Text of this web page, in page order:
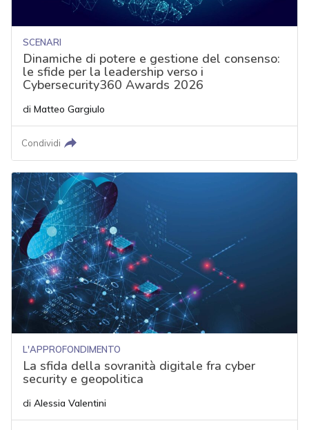
SCENARI
Dinamiche di potere e gestione del consenso:
le sfide per la leadership verso i
Cybersecurity360 Awards 2026
di Matteo Gargiulo
Condividi
L'APPROFONDIMENTO
La sfida della sovranità digitale fra cyber
security e geopolitica
di Alessia Valentini